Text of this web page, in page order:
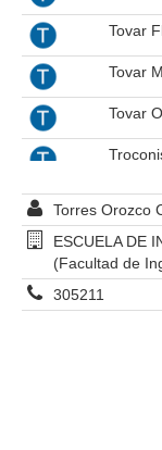
Tovar
Tovar
Tovar
Uribe
Urrieta
Torres Orozco
ESCUELA DE
(Facultad de
305211